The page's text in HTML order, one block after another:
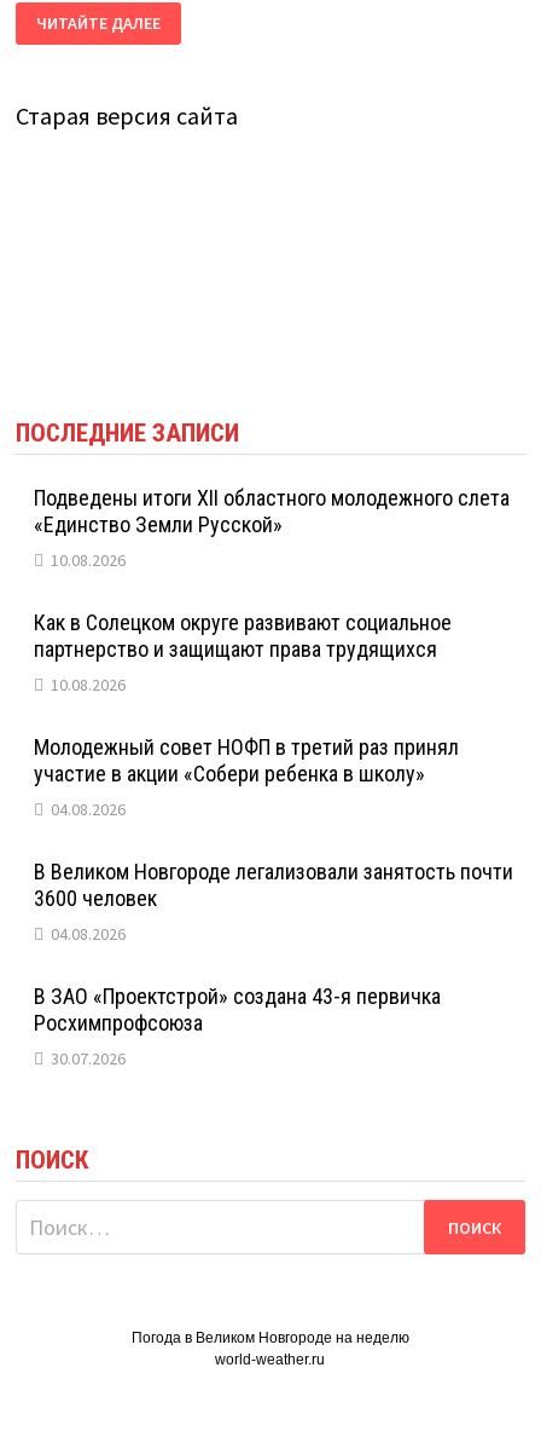
СПРОС
НА
РОССИЙСКУЮ
ВЫРОС
В
ЧИТАЙТЕ ДАЛЕЕ
Старая версия сайта
ПОСЛЕДНИЕ ЗАПИСИ
Подведены итоги XII областного молодежного слета
«Единство Земли Русской»
10.08.2026
Как в Солецком округе развивают социальное
партнерство и защищают права трудящихся
10.08.2026
Молодежный совет НОФП в третий раз принял
участие в акции «Собери ребенка в школу»
04.08.2026
В Великом Новгороде легализовали занятость почти
3600 человек
04.08.2026
В ЗАО «Проектстрой» создана 43-я первичка
Росхимпрофсоюза
30.07.2026
ПОИСК
Найти:
Погода в Великом Новгороде на неделю
world-weather.ru